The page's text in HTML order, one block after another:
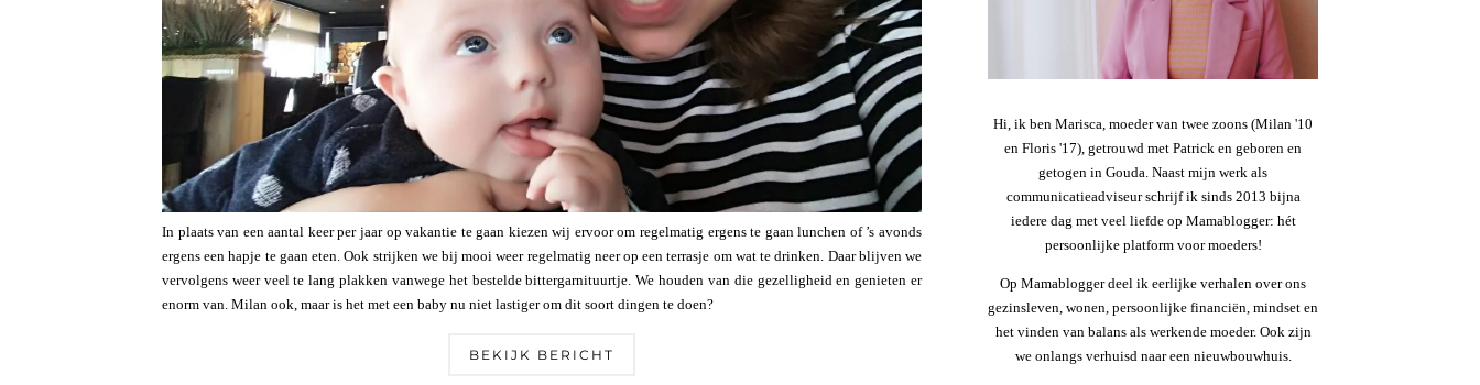
In plaats van een aantal keer per jaar op vakantie te gaan kiezen wij ervoor om regelmatig ergens te gaan lunchen of ’s avonds
ergens een hapje te gaan eten. Ook strijken we bij mooi weer regelmatig neer op een terrasje om wat te drinken. Daar blijven we
vervolgens weer veel te lang plakken vanwege het bestelde bittergarnituurtje. We houden van die gezelligheid en genieten er
enorm van. Milan ook, maar is het met een baby nu niet lastiger om dit soort dingen te doen?
BEKIJK BERICHT
Hi, ik ben Marisca, moeder van twee zoons (Milan '10
en Floris '17), getrouwd met Patrick en geboren en
getogen in Gouda. Naast mijn werk als
communicatieadviseur schrijf ik sinds 2013 bijna
iedere dag met veel liefde op Mamablogger: hét
persoonlijke platform voor moeders!
Op Mamablogger deel ik eerlijke verhalen over ons
gezinsleven, wonen, persoonlijke financiën, mindset en
het vinden van balans als werkende moeder. Ook zijn
we onlangs verhuisd naar een nieuwbouwhuis.